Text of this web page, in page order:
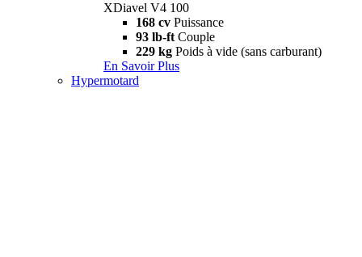
XDiavel V4 100
168 cv Puissance
93 lb-ft Couple
229 kg Poids à vide (sans carburant)
En Savoir Plus
Hypermotard